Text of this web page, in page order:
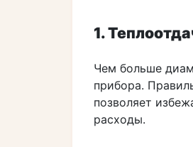
1.
Чем больше
прибора.
позволяет
расходы.